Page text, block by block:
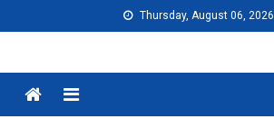
to
Thursday, August 06, 2026
Menu